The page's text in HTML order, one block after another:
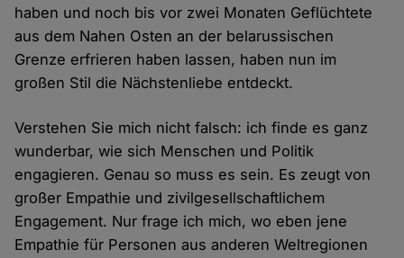
haben und noch bis vor zwei Monaten Geflüchtete
aus dem Nahen Osten an der belarussischen
Grenze erfrieren haben lassen, haben nun im
großen Stil die Nächstenliebe entdeckt.
Verstehen Sie mich nicht falsch: ich finde es ganz
wunderbar, wie sich Menschen und Politik
engagieren. Genau so muss es sein. Es zeugt von
großer Empathie und zivilgesellschaftlichem
Engagement. Nur frage ich mich, wo eben jene
Empathie für Personen aus anderen Weltregionen